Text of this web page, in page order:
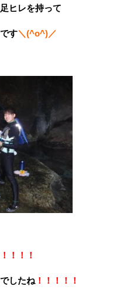
ヒレを持って
す＼(^o^)／
！！！！
したね ！！！！！